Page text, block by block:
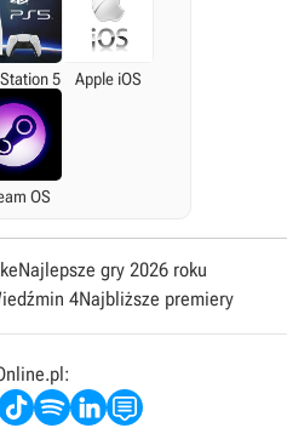
5 Apple iOS
OS
Najlepsze gry 2026 roku
4Najbliższe premiery